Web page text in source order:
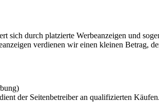
sich durch platzierte Werbeanzeigen und
verdienen wir einen kleinen Betrag,
der Seitenbetreiber an qualifizierten Käufen.